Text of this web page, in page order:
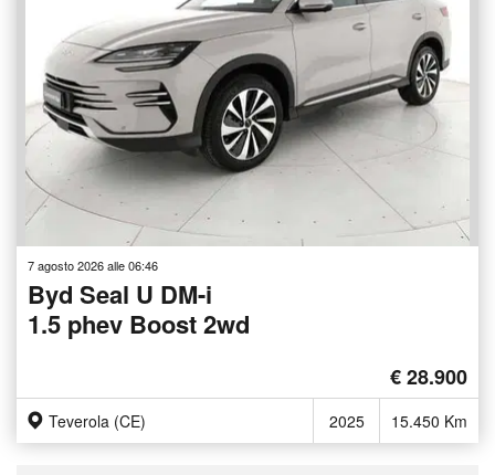
7 agosto 2026 alle 06:46
Byd Seal U DM-i
1.5 phev Boost 2wd
€ 28.900
Teverola (CE) 2025 15.450 Km